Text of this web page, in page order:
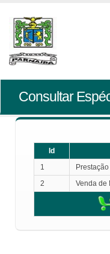
Consultar
Id
1
2
Venda de